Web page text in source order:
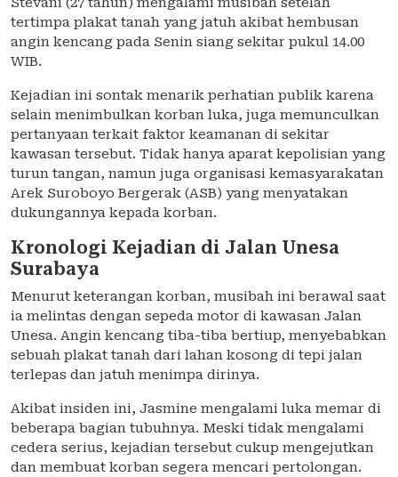
tertimpa plakat tanah yang jatuh akibat hembusan
angin kencang pada Senin siang sekitar pukul 14.00
WIB.
Kejadian ini sontak menarik perhatian publik karena
selain menimbulkan korban luka, juga memunculkan
pertanyaan terkait faktor keamanan di sekitar
kawasan tersebut. Tidak hanya aparat kepolisian yang
turun tangan, namun juga organisasi kemasyarakatan
Arek Suroboyo Bergerak (ASB) yang menyatakan
dukungannya kepada korban.
Kronologi Kejadian di Jalan Unesa
Surabaya
Menurut keterangan korban, musibah ini berawal saat
ia melintas dengan sepeda motor di kawasan Jalan
Unesa. Angin kencang tiba-tiba bertiup, menyebabkan
sebuah plakat tanah dari lahan kosong di tepi jalan
terlepas dan jatuh menimpa dirinya.
Akibat insiden ini, Jasmine mengalami luka memar di
beberapa bagian tubuhnya. Meski tidak mengalami
cedera serius, kejadian tersebut cukup mengejutkan
dan membuat korban segera mencari pertolongan.